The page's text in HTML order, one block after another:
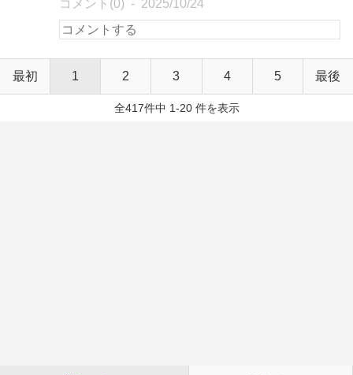
コメント(0) 2025/10/24
最初 1 2 3 4 5 最後
全417件中 1-20 件を表示